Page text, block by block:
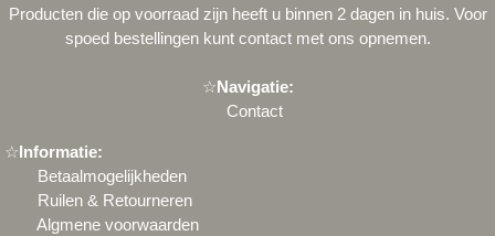
Producten die op voorraad zijn heeft u binnen 2 dagen in huis. Voor
spoed bestellingen kunt contactmet ons opnemen.
☆Navigatie:
Contact
☆Informatie:
Betaalmogelijkheden
Ruilen & Retourneren
Algmene voorwaarden